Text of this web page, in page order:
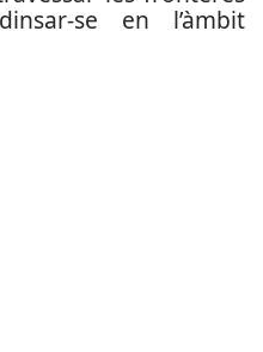
se en l’àmbit